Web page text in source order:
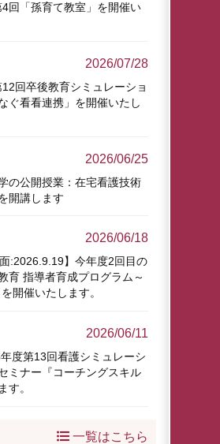
4回「孫育て教室」を開催い
2026/07/28
回卒後教育シミュレーショ
ぐ看看連携」を開催いたし
2026/06/25
の公開授業：在宅看護技術
開講します
2026/06/18
:2026.9.19】今年度2回目の
育 指導者育成プログラム～
開催いたします。
2026/06/11
度第13回看護シミュレーシ
ミナー『コーチングスキル
す。
一覧はこちら